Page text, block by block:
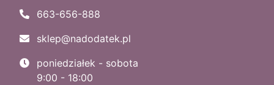
663-656-888
sklep@nadodatek.pl
poniedziałek - sobota
9:00 - 18:00